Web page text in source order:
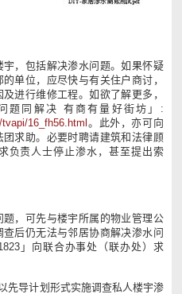
，包括解决渗水问题。如果怀疑
单位，应尽快与有关住户商讨，
进行维修工程。如欲了解更多，
题同解决 有商有量好街坊」:
16_fh56.html。此外，亦可向
求助。必要时聘请建筑和法律顾
负责人士停止渗水，甚至提出索
，可先与楼宇所属的物业管理公
后仍无法与邻居协商解决渗水问
」向联合办事处（联办处）求
先导计划形式实施调查私人楼宇渗